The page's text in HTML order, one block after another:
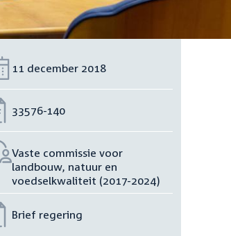
Datum:
11 december 2018
Nummer:
33576-140
Vaste commissie voor
landbouw, natuur en
voedselkwaliteit (2017-2024)
Brief regering